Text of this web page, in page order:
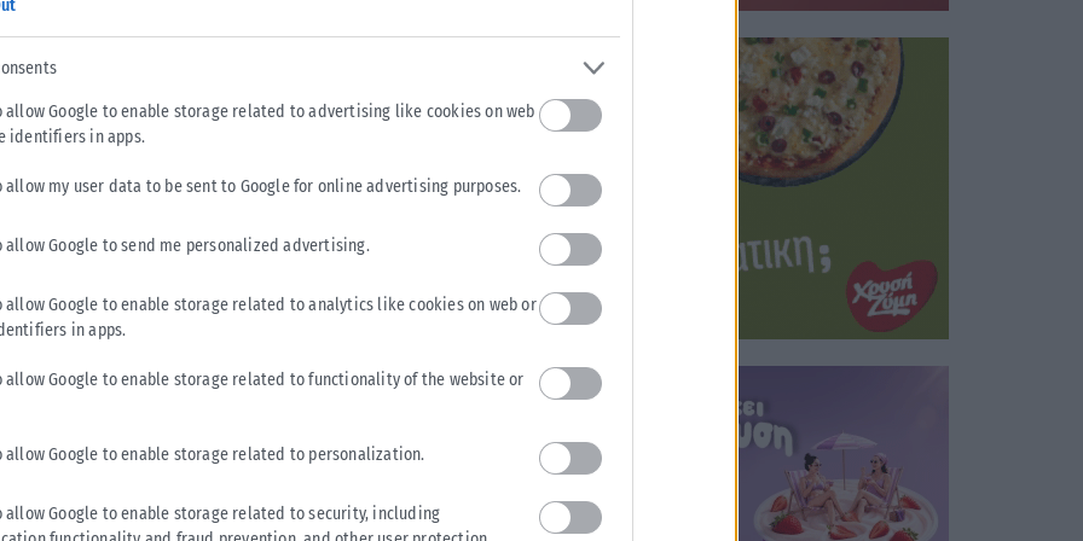
allow Google to enable storage related to advertising like cookies on web
identifiers in apps.
allow my user data to be sent to Google for online advertising purposes.
allow Google to send me personalized advertising.
allow Google to enable storage related to analytics like cookies on web or
in apps.
allow Google to enable storage related to functionality of the website or
allow Google to enable storage related to personalization.
allow Google to enable storage related to security, including
μεταξύ τους ομάδες από την ίδια χώρα και ως
ΠΑΟΚ.
Βίλα, Φιορεντίνα, Φενέρμπαχτσε
Άγιαξ, Στουρμ Γκρατς, Ουνιόν Σεν Ζιλουάζ,
Send